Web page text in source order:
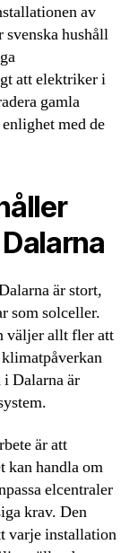
av
hushåll
att elektriker i
gamla
med de
är stort,
som solceller.
väljer allt fler att
Dalarna är
är att
kan handla om
elcentraler
krav. Den
varje installation